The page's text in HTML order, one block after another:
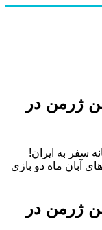
ژرمن در
سفر به ایران!
آبان ماه دو بازی
ژرمن در